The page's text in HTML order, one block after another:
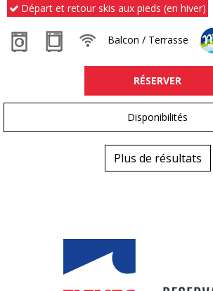
Départ et retour skis aux pieds (en hiver)
Balcon / Terrasse
RÉSERVER
Disponibilités
Plus de résultats